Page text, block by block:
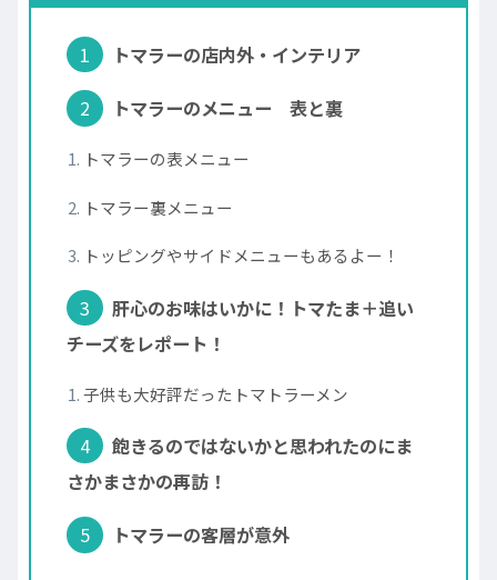
トマラーの店内外・インテリア
トマラーのメニュー 表と裏
トマラーの表メニュー
トマラー裏メニュー
トッピングやサイドメニューもあるよー！
肝心のお味はいかに！トマたま＋追い
チーズをレポート！
子供も大好評だったトマトラーメン
飽きるのではないかと思われたのにま
さかまさかの再訪！
トマラーの客層が意外